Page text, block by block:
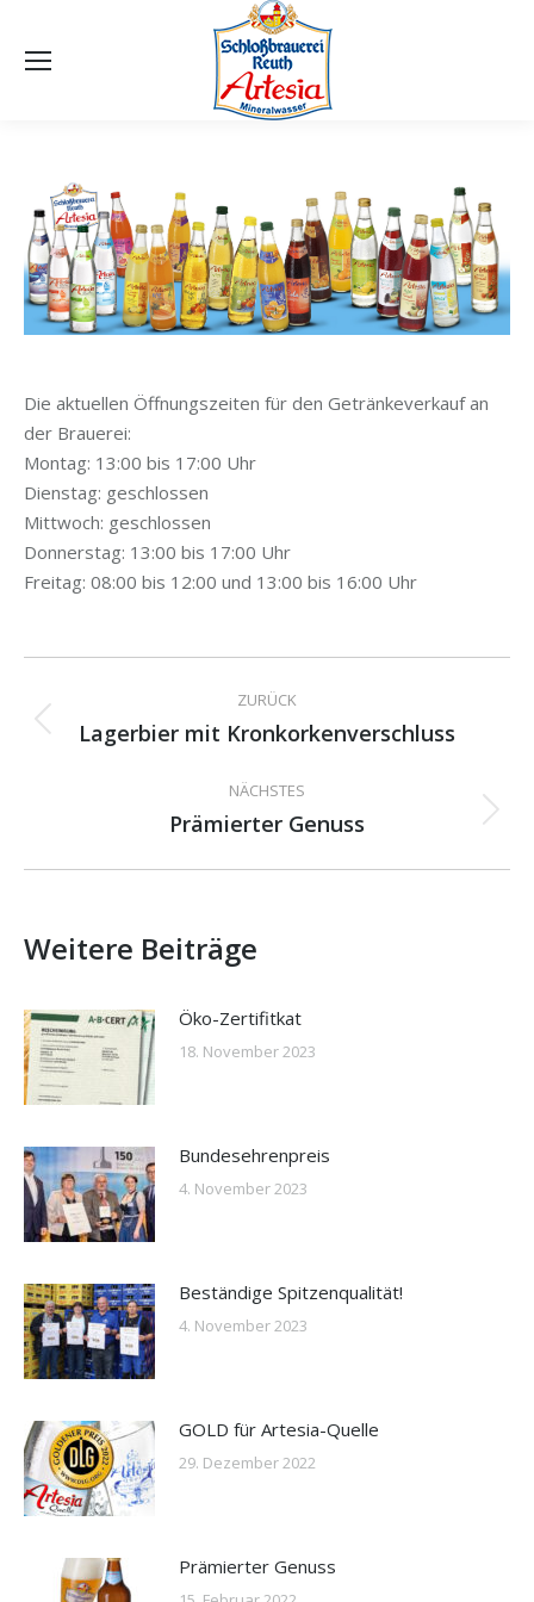
Die aktuellen Öffnungszeiten für den Getränkeverkauf an
der Brauerei:
Montag: 13:00 bis 17:00 Uhr
Dienstag: geschlossen
Mittwoch: geschlossen
Donnerstag: 13:00 bis 17:00 Uhr
Freitag: 08:00 bis 12:00 und 13:00 bis 16:00 Uhr
Kommentarnavigation
ZURÜCK
Vorheriger
Lagerbier mit Kronkorkenverschluss
NÄCHSTES
Nächster
Prämierter Genuss
Weitere Beiträge
Öko-Zertifitkat
18. November 2023
Bundesehrenpreis
4. November 2023
Beständige Spitzenqualität!
4. November 2023
GOLD für Artesia-Quelle
29. Dezember 2022
Prämierter Genuss